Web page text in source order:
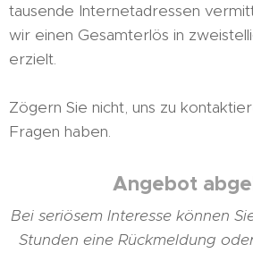
tausende Internetadressen
wir einen Gesamterlös in
erzielt.
Zögern Sie nicht, uns zu
Fragen haben.
Angebot
Bei seriösem Interesse können
Stunden eine Rückmeldung